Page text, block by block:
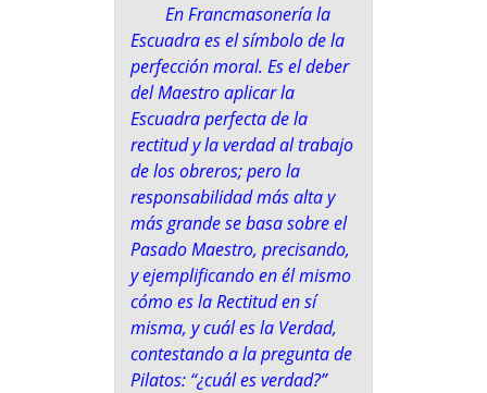
En Francmasonería la
Escuadra es el símbolo de la
perfección moral. Es el deber
del Maestro aplicar la
Escuadra perfecta de la
rectitud y la verdad al trabajo
de los obreros; pero la
responsabilidad más alta y
más grande se basa sobre el
Pasado Maestro, precisando,
y ejemplificando en él mismo
cómo es la Rectitud en sí
misma, y cuál es la Verdad,
contestando a la pregunta de
Pilatos: “¿cuál es verdad?”